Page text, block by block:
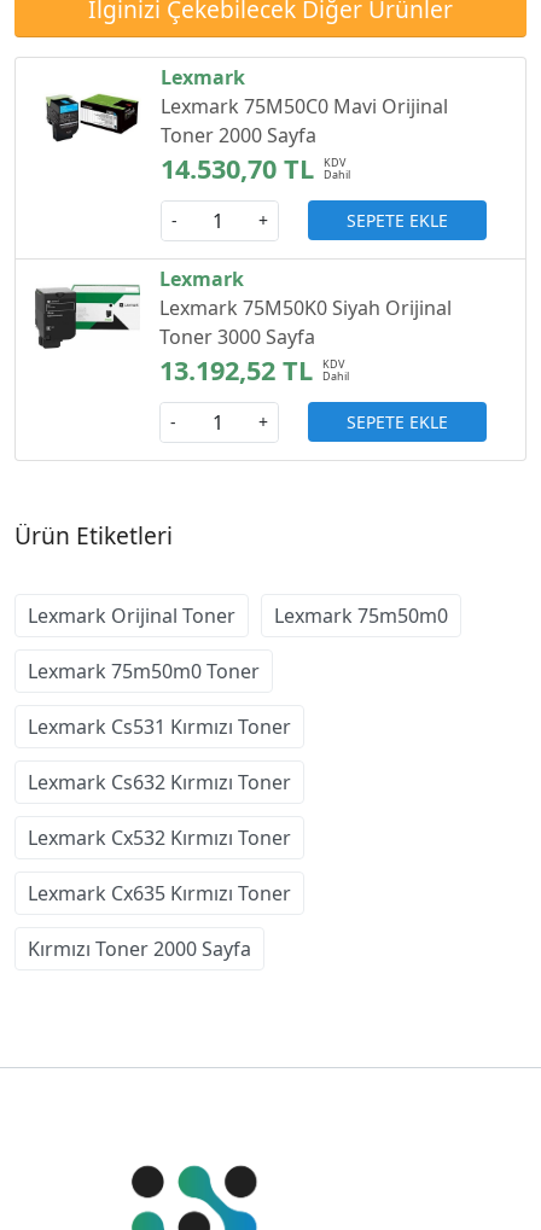
İlginizi Çekebilecek Diğer Ürünler
Lexmark
Lexmark 75M50C0 Mavi Orijinal
Toner 2000 Sayfa
14.530,70 TL
- + SEPETE EKLE
Lexmark
Lexmark 75M50K0 Siyah Orijinal
Toner 3000 Sayfa
13.192,52 TL
- + SEPETE EKLE
Ürün Etiketleri
Lexmark Orijinal Toner Lexmark 75m50m0
Lexmark 75m50m0 Toner
Lexmark Cs531 Kırmızı Toner
Lexmark Cs632 Kırmızı Toner
Lexmark Cx532 Kırmızı Toner
Lexmark Cx635 Kırmızı Toner
Kırmızı Toner 2000 Sayfa